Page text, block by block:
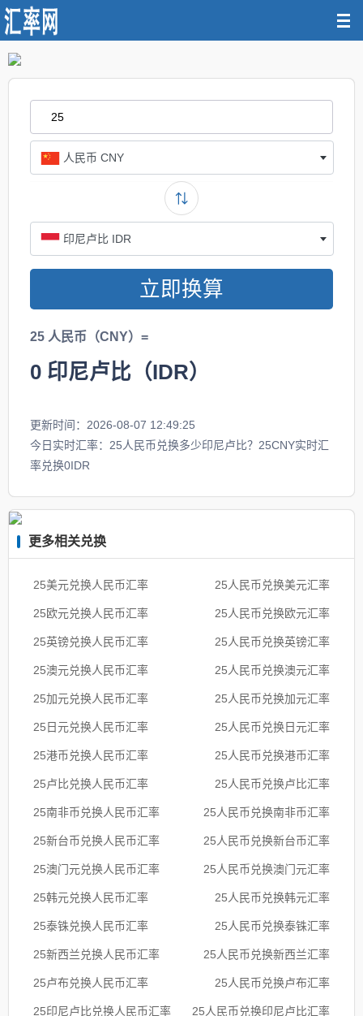
人民币 CNY
印尼卢比 IDR
立即换算
25 人民币（CNY）=
0 印尼卢比（IDR）
更新时间：2026-08-07 12:49:25
今日实时汇率：25人民币兑换多少印尼卢比？25CNY实时汇
率兑换0IDR
更多相关兑换
25美元兑换人民币汇率 25人民币兑换美元汇率
25欧元兑换人民币汇率 25人民币兑换欧元汇率
25英镑兑换人民币汇率 25人民币兑换英镑汇率
25澳元兑换人民币汇率 25人民币兑换澳元汇率
25加元兑换人民币汇率 25人民币兑换加元汇率
25日元兑换人民币汇率 25人民币兑换日元汇率
25港币兑换人民币汇率 25人民币兑换港币汇率
25卢比兑换人民币汇率 25人民币兑换卢比汇率
25南非币兑换人民币汇率 25人民币兑换南非币汇率
25新台币兑换人民币汇率 25人民币兑换新台币汇率
25澳门元兑换人民币汇率 25人民币兑换澳门元汇率
25韩元兑换人民币汇率 25人民币兑换韩元汇率
25泰铢兑换人民币汇率 25人民币兑换泰铢汇率
25新西兰兑换人民币汇率 25人民币兑换新西兰汇率
25卢布兑换人民币汇率 25人民币兑换卢布汇率
25印尼卢比兑换人民币汇率 25人民币兑换印尼卢比汇率